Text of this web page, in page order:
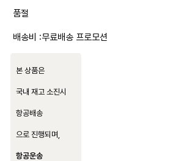
품절
배송비 :무료배송 프로모션
본 상품은
국내 재고 소진시
항공배송
으로 진행되며,
항공운송